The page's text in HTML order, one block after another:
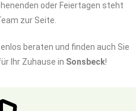
oder Feiertagen steht
zur Seite.
beraten und finden auch Sie
Ihr Zuhause in Sonsbeck!